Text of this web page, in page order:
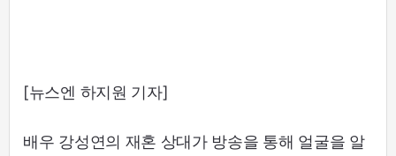
[뉴스엔 하지원 기자]
배우 강성연의 재혼 상대가 방송을 통해 얼굴을 알